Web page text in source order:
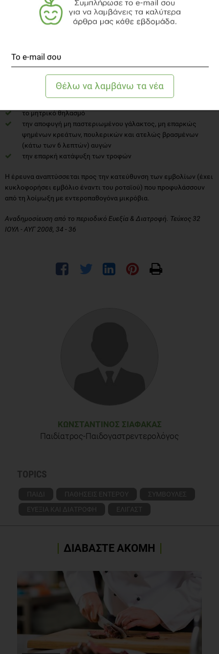
εντέρου και μπορεί να οδηγήσουν σε υπερανάπτυξη μικροβίων.
Πώς επιτυγχάνουμε την πρόληψη;
να επιτευχθεί με
την καλή τήρηση των κανόνων υγιεινής, κυρίως το πλύσιμο
των χεριών
το μητρικό θηλασμό
την αποφυγή μη παστεριωμένου γάλακτος, μη επαρκώς
ψημένων κρεάτων, πουλερικών και ατελώς βρασμένων
(κάτω των 6 λεπτών) αυγών
την επαρκή κατάψυξη των τροφών
Η έρευνα αναπτύσσεται προς την κατεύθυνση των εμβολίων (έχει
κυκλοφορήσει εμβόλιο έναντι του ροταϊού) που προφυλάσσουν
από τη λοίμωξη με εντεροπαθογόνα μικρόβια.
Αναδημοσίευση από το περιοδικό Ευεξία & Διατροφή. Τεύχος 32
ΙΟΥΛ - ΑΥΓ 2008, 34 - 36
ΚΩΝΣΤΑΝΤΊΝΟΣ ΣΙΑΦΆΚΑΣ
Παιδίατρος-Παιδογαστρεντερολόγος
TOPICS
ΠΑΙΔΙ ΠΑΘΗΣΕΙΣ ΕΝΤΕΡΟΥ
ΣΥΜΒΟΥΛΕΣ
ΕΥΕΞΙΑ ΚΑΙ ΔΙΑΤΡΟΦΗ
ΕΛΙΓΑΣΤ
ΔΙΑΒΑΣΤΕ ΑΚΟΜΗ